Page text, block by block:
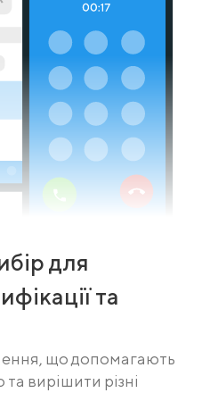
для
та
що допомагають
вирішити різні